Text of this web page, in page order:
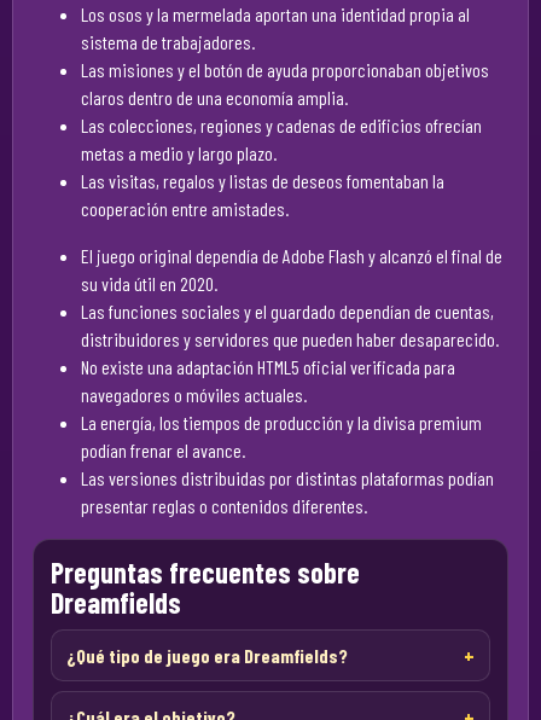
Los osos y la mermelada aportan una identidad propia al
sistema de trabajadores.
Las misiones y el botón de ayuda proporcionaban objetivos
claros dentro de una economía amplia.
Las colecciones, regiones y cadenas de edificios ofrecían
metas a medio y largo plazo.
Las visitas, regalos y listas de deseos fomentaban la
cooperación entre amistades.
El juego original dependía de Adobe Flash y alcanzó el final de
su vida útil en 2020.
Las funciones sociales y el guardado dependían de cuentas,
distribuidores y servidores que pueden haber desaparecido.
No existe una adaptación HTML5 oficial verificada para
navegadores o móviles actuales.
La energía, los tiempos de producción y la divisa premium
podían frenar el avance.
Las versiones distribuidas por distintas plataformas podían
presentar reglas o contenidos diferentes.
Preguntas frecuentes sobre
Dreamfields
¿Qué tipo de juego era Dreamfields?